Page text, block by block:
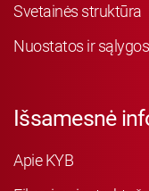
Svetainės struktūra
Nuostatos ir sąlygos
Išsamesnė
Apie KYB